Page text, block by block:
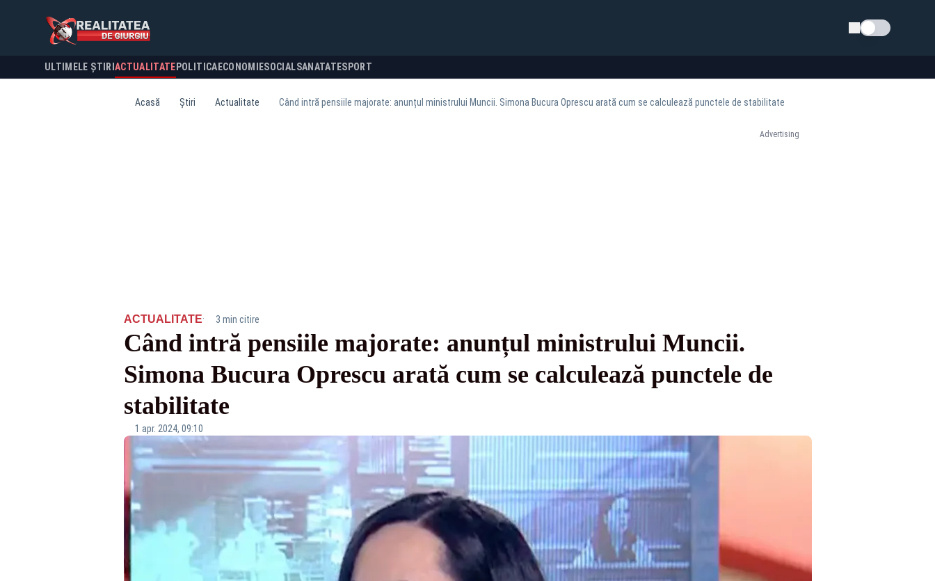
Schimba tema
ULTIMELE ȘTIRI ACTUALITATE POLITICA ECONOMIESOCIALSANATATESPORT
Acasă Știri Actualitate Când intră pensiile majorate: anunțul ministrului Muncii. Simona Bucura Oprescu arată cum se calculează punctele de stabilitate
Advertising
ACTUALITATE· 3 min citire
Când intră pensiile majorate: anunțul ministrului Muncii.
Simona Bucura Oprescu arată cum se calculează punctele de
stabilitate
1 apr. 2024, 09:10